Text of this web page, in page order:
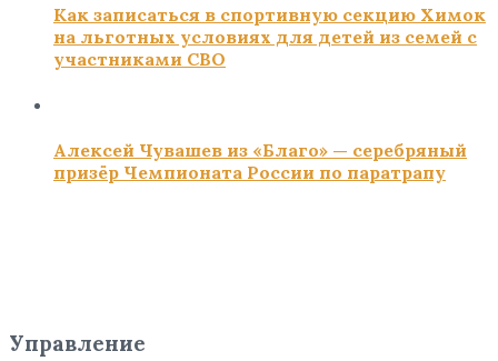
Как записаться в спортивную секцию Химок
на льготных условиях для детей из семей с
участниками СВО
Алексей Чувашев из «Благо» — серебряный
призёр Чемпионата России по паратрапу
Управление